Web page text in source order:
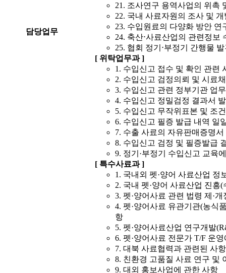
담당업무
21. 조사연구 용역사업의 위촉
22. 국내 사료자원의 조사 및
23. 수입원료의 다양화 방안 연
24. 축산⋅사료산업의 관련정보
25. 협회 정기⋅부정기 간행물
[ 위탁업무과 ]
1. 수입신고 접수 및 확인 관련
2. 수입신고 검정의뢰 및 시료
3. 수입신고 관련 정부기관 업
4. 수입신고 정밀검정 결과서
5. 수입신고 무작위표본 및 조
6. 수입신고 필증 발급 내역 일
7. 수출 사료의 자유판매증명
8. 수입신고 검정 및 필증발급
9. 정기·부정기 수입신고 교육
[ 특수사료과 ]
1. 국내외 펫·양어 사료산업 정
2. 국내 펫·양어 사료산업 진흥
3. 펫·양어사료 관련 법령 제·
4. 펫·양어사료 유관기관(농식
항
5. 펫·양어사료산업 연구개발
6. 펫·양어사료 전문가 T/F 운
7. 대북 사료협력과 관련된 사항
8. 친환경 고품질 사료 연구 및
9. 대외 홍보사업에 관한 사항